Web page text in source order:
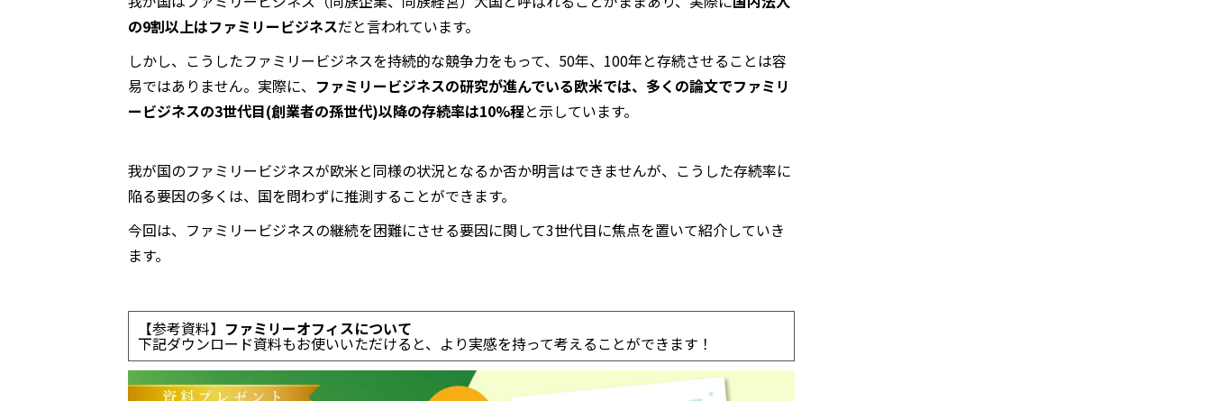
の9割以上はファミリービジネスだと言われています。
しかし、こうしたファミリービジネスを持続的な競争力をもって、50年、100年と存続させることは容
易ではありません。実際に、 ファミリービジネスの研究が進んでいる欧米では、多くの論文でファミリ
ービジネスの3世代目(創業者の孫世代)以降の存続率は10%程と示しています。
我が国のファミリービジネスが欧米と同様の状況となるか否か明言はできませんが、こうした存続率に
陥る要因の多くは、国を問わずに推測することができます。
今回は、ファミリービジネスの継続を困難にさせる要因に関して3世代目に焦点を置いて紹介していき
ます。
【参考資料】 ファミリーオフィスについて
下記ダウンロード資料もお使いいただけると、より実感を持って考えることができます！